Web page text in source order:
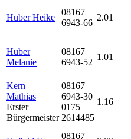
Huber Heike
08167
6943-66
2.01
Huber
Melanie
08167
6943-52
1.01
Kern
Mathias
Erster
Bürgermeister
08167
6943-30
0175
2614485
1.16
08167